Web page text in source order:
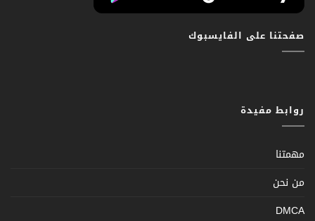
صفحتنا على الفايسبوك
روابط مفيدة
مهمتنا
من نحن
DMCA